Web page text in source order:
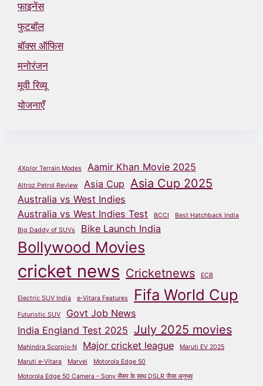
फाइनेंस
फुटबॉल
बॉक्स ऑफिस
मनोरंजन
मूवी रिव्यू
योजनाएँ
4Xplor Terrain Modes Aamir Khan Movie 2025
Altroz Petrol Review Asia Cup Asia Cup 2025
Australia vs West Indies
Australia vs West Indies Test
BCCI
Best Hatchback India
Big Daddy of SUVs
Bike Launch India
Bollywood Movies
cricket news Cricketnews ECB
Electric SUV India e‑Vitara Features Fifa World Cup
Futuristic SUV
Govt Job News
India England Test 2025 July 2025 movies
Mahindra Scorpio‑N Major cricket league
Maruti EV 2025
Maruti e‑Vitara
Marvel
Motorola Edge 50
Motorola Edge 50 Camera – Sony सेंसर के साथ DSLR जैसा अनुभव